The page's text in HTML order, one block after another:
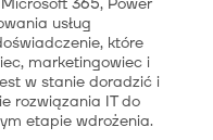
365, Power
usług
które
marketingowiec i
w stanie doradzić i
rozwiązania IT do
etapie wdrożenia.